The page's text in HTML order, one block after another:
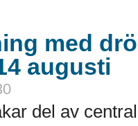
med
augusti
del av